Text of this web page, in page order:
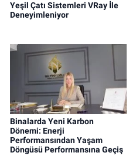
Yeşil Çatı Sistemleri VRay İle
Deneyimleniyor
Binalarda Yeni Karbon
Dönemi: Enerji
Performansından Yaşam
Döngüsü Performansına Geçiş